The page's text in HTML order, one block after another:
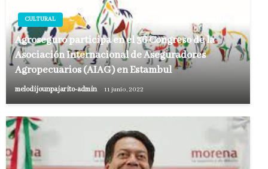
CULTURAL
Agroseguro participa en el 36 Congreso de la
Asociación Internacional de Aseguradores
Agropecuarios (AIAG) en Estambul
melodijounpajarito-admin 11 junio, 2022